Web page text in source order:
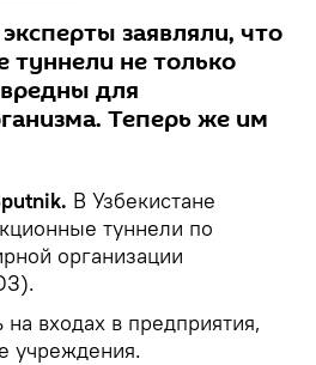
заявляли, что
не только
для
Теперь же им
В Узбекистане
туннели по
организации
входах в предприятия,
учреждения.